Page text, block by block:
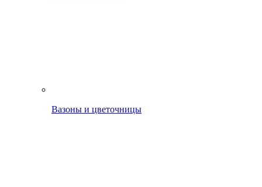
Вазоны и цветочницы